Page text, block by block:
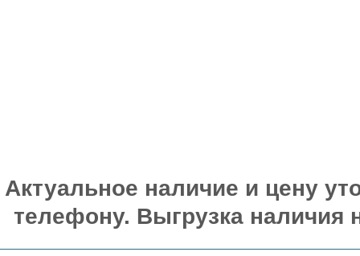
Актуальное наличие и цену
телефону. Выгрузка наличия